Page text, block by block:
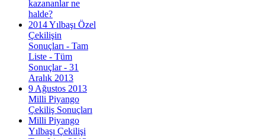
kazananlar ne
halde?
2014 Yılbaşı Özel
Çekilişin
Sonuçları - Tam
Liste - Tüm
Sonuçlar - 31
Aralık 2013
9 Ağustos 2013
Milli Piyango
Çekiliş Sonuçları
Milli Piyango
Yılbaşı Çekilişi